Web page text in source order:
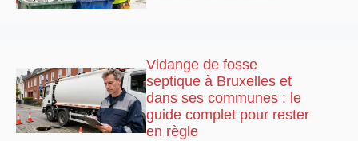
Vidange de fosse
septique à Bruxelles et
dans ses communes : le
guide complet pour rester
en règle